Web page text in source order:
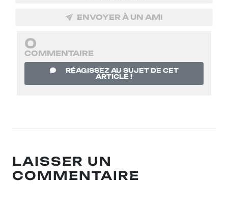
ENVOYER À UN AMI
0
COMMENTAIRE
RÉAGISSEZ AU SUJET DE CET
ARTICLE !
LAISSER UN
COMMENTAIRE